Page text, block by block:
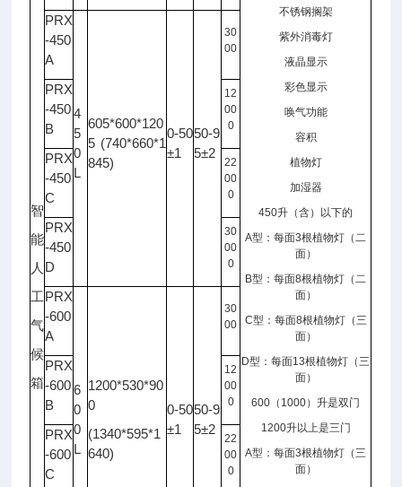
智
能
人
工
气
候
箱
不锈钢搁架
紫外消毒灯
液晶显示
彩色显示
唤气功能
容积
植物灯
加湿器
450升（含）以下的
A型：每面3根植物灯（二
面）
B型：每面8根植物灯（二
面）
C型：每面8根植物灯（三
面）
D型：每面13根植物灯（三
面）
600 （ 1000）升是双门
1200升以上是三门
A型：每面3根植物灯（三
面）
PRX
-450
A
4
5
0
L
605*600*120
5 (740*660*1
845)
0-50
±1
50-9
5±2
30
00
PRX
-450
B
12
00
0
PRX
-450
C
22
00
0
PRX
-450
D
30
00
0
PRX
-600
A
6
0
0
L
1200*530*90
0
(1340*595*1
640)
0-50
±1
50-9
5±2
30
00
PRX
-600
B
12
00
0
PRX
-600
C
22
00
0